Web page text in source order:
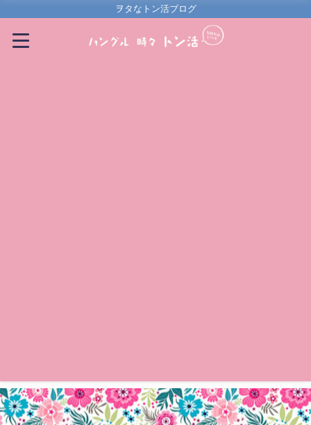
ヲタなトン活ブログ